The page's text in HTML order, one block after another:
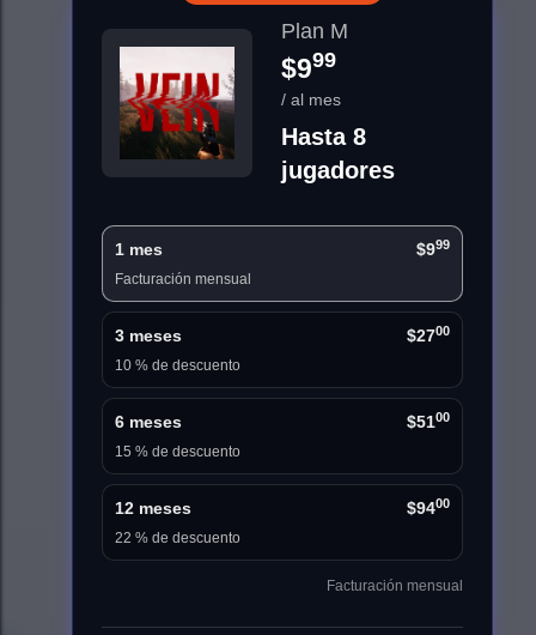
Plan M
$999
/ al mes
Hasta 8
jugadores
1 mes $999
Facturación mensual
3 meses $2700
10 % de descuento
6 meses $5100
15 % de descuento
12 meses $9400
22 % de descuento
Facturación mensual